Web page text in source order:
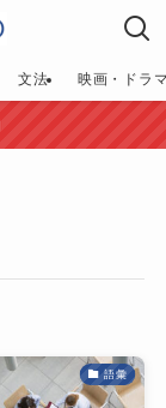
文法 映画・ドラ
語彙